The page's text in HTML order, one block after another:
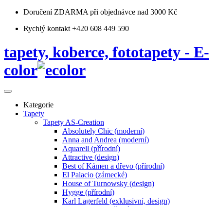
Doručení ZDARMA při objednávce nad 3000 Kč
Rychlý kontakt +420 608 449 590
tapety, koberce, fototapety - E-
color
Kategorie
Tapety
Tapety AS-Creation
Absolutely Chic (moderní)
Anna and Andrea (moderní)
Aquarell (přírodní)
Attractive (design)
Best of Kámen a dřevo (přírodní)
El Palacio (zámecké)
House of Turnowsky (design)
Hygge (přírodní)
Karl Lagerfeld (exklusivní, design)